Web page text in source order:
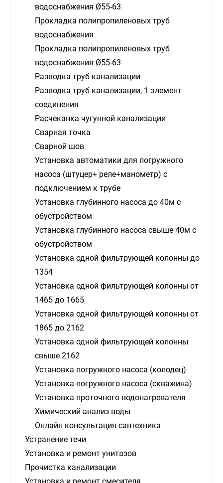
водоснабжения Ø55-63
Прокладка полипропиленовых труб
водоснабжения
Прокладка полипропиленовых труб
водоснабжения Ø55-63
Разводка труб канализации
Разводка труб канализации, 1 элемент
соединения
Расчеканка чугунной канализации
Сварная точка
Сварной шов
Установка автоматики для погружного
насоса (штуцер+ реле+манометр) с
подключением к трубе
Установка глубинного насоса до 40м с
обустройством
Установка глубинного насоса свыше 40м с
обустройством
Установка одной фильтрующей колонны до
1354
Установка одной фильтрующей колонны от
1465 до 1665
Установка одной фильтрующей колонны от
1865 до 2162
Установка одной фильтрующей колонны
свыше 2162
Установка погружного насоса (колодец)
Установка погружного насоса (скважина)
Установка проточного водонагревателя
Химический анализ воды
Онлайн консультация сантехника
Устранение течи
Установка и ремонт унитазов
Прочистка канализации